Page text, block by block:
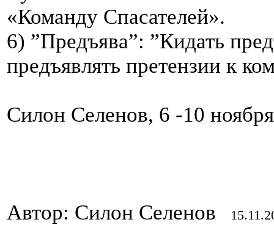
«Команду Спасателей».
6) ”Предъява”: ”Кидать
предъявлять претензии к
Силон Селенов, 6 -10
Автор: Силон Селенов